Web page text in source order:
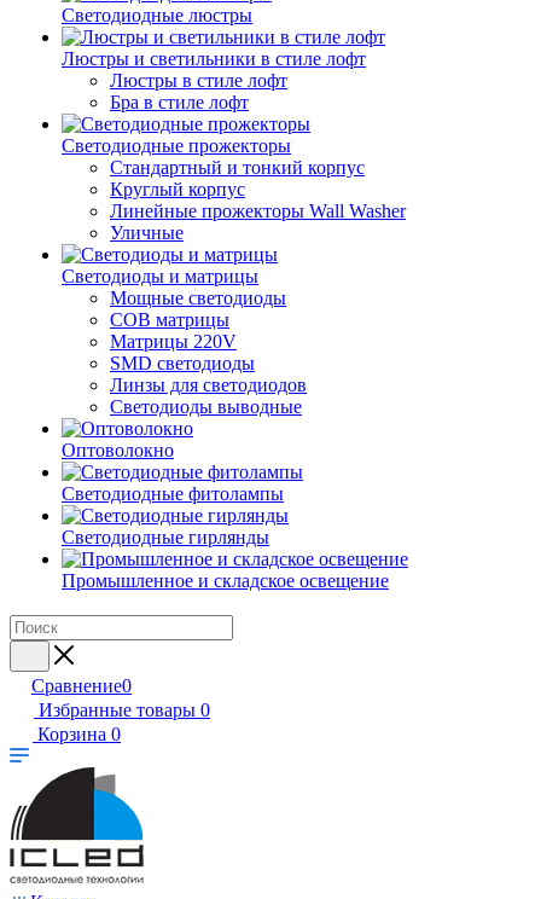
Светодиодные люстры
Люстры и светильники в стиле лофт
Люстры в стиле лофт
Бра в стиле лофт
Светодиодные прожекторы
Стандартный и тонкий корпус
Круглый корпус
Линейные прожекторы Wall Washer
Уличные
Светодиоды и матрицы
Мощные светодиоды
COB матрицы
Матрицы 220V
SMD светодиоды
Линзы для светодиодов
Светодиоды выводные
Оптоволокно
Светодиодные фитолампы
Светодиодные гирлянды
Промышленное и складское освещение
Сравнение0
Избранные товары 0
Корзина 0